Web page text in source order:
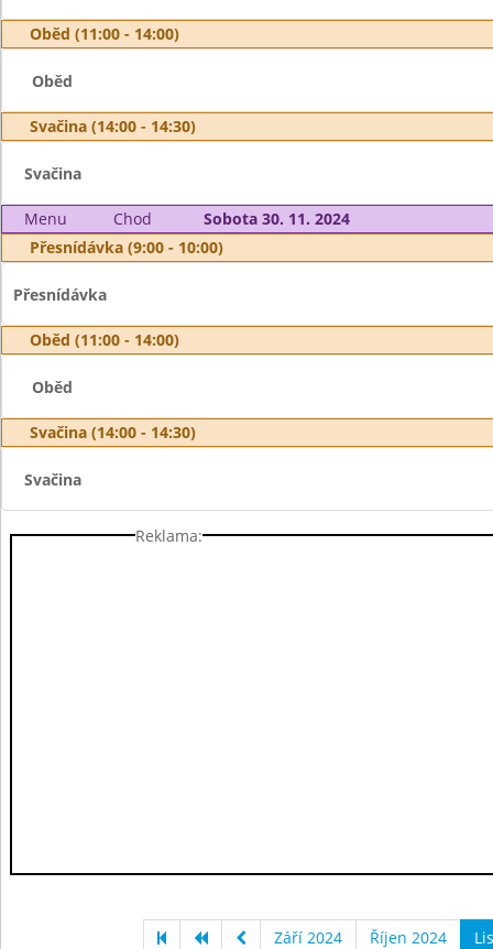
Oběd (11:00 - 14:00)
Oběd
Svačina (14:00 - 14:30)
Svačina
Menu Chod
Sobota 30. 11. 2024
Přesnídávka (9:00 - 10:00)
Přesnídávka
Oběd (11:00 - 14:00)
Oběd
Svačina (14:00 - 14:30)
Svačina
Reklama:
Září 2024 Říjen 2024